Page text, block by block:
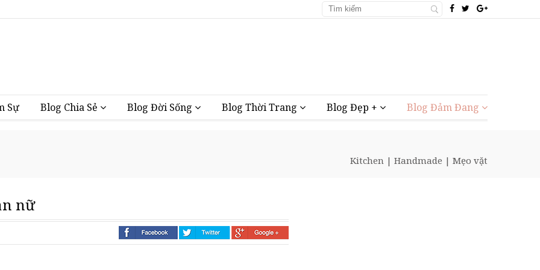
Tàu
Sự Blog Chia Sẻ Blog Đời Sống Blog Thời Trang Blog Đẹp + Blog Đảm Đang
Kitchen | Handmade | Mẹo vặt
nữ